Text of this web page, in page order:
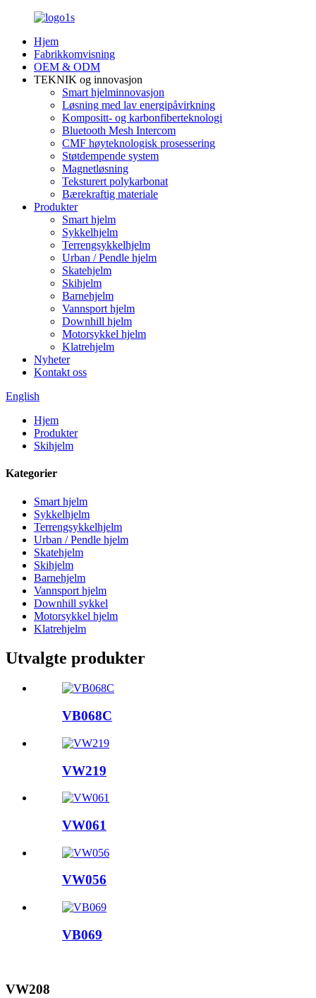
Hjem
Fabrikkomvisning
OEM & ODM
TEKNIK og innovasjon
Smart hjelminnovasjon
Løsning med lav energipåvirkning
Kompositt- og karbonfiberteknologi
Bluetooth Mesh Intercom
CMF høyteknologisk prosessering
Støtdempende system
Magnetløsning
Teksturert polykarbonat
Bærekraftig materiale
Produkter
Smart hjelm
Sykkelhjelm
Terrengsykkelhjelm
Urban / Pendle hjelm
Skatehjelm
Skihjelm
Barnehjelm
Vannsport hjelm
Downhill hjelm
Motorsykkel hjelm
Klatrehjelm
Nyheter
Kontakt oss
English
Hjem
Produkter
Skihjelm
Kategorier
Smart hjelm
Sykkelhjelm
Terrengsykkelhjelm
Urban / Pendle hjelm
Skatehjelm
Skihjelm
Barnehjelm
Vannsport hjelm
Downhill sykkel
Motorsykkel hjelm
Klatrehjelm
Utvalgte produkter
VB068C
VW219
VW061
VW056
VB069
VW208